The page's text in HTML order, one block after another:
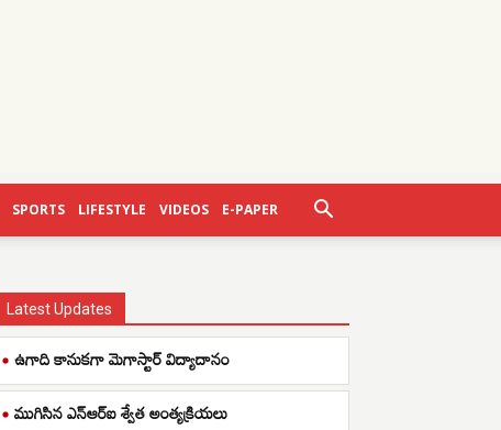
SPORTS LIFESTYLE VIDEOS E-PAPER
Latest Updates
ఉగాది కానుకగా మెగాస్టార్ విద్యాదానం
ముగిసిన ఎన్ఆర్ఐ శ్వేత అంత్యక్రియలు